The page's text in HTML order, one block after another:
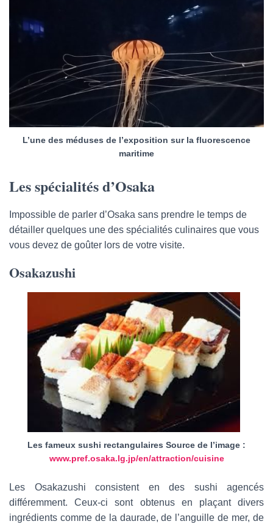
L’une des méduses de l’exposition sur la fluorescence
maritime
Les spécialités d’Osaka
Impossible de parler d’Osaka sans prendre le temps de
détailler quelques une des spécialités culinaires que vous
vous devez de goûter lors de votre visite.
Osakazushi
Les fameux sushi rectangulaires Source de l’image :
www.pref.osaka.lg.jp/en/attraction/cuisine
Les Osakazushi consistent en des sushi agencés
différemment. Ceux-ci sont obtenus en plaçant divers
ingrédients comme de la daurade, de l’anguille de mer, de